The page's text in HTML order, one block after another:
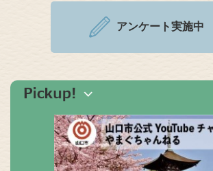
アンケート実施中